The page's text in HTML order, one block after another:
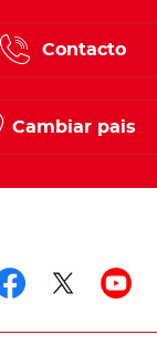
French
Contacto
Cambiar pais